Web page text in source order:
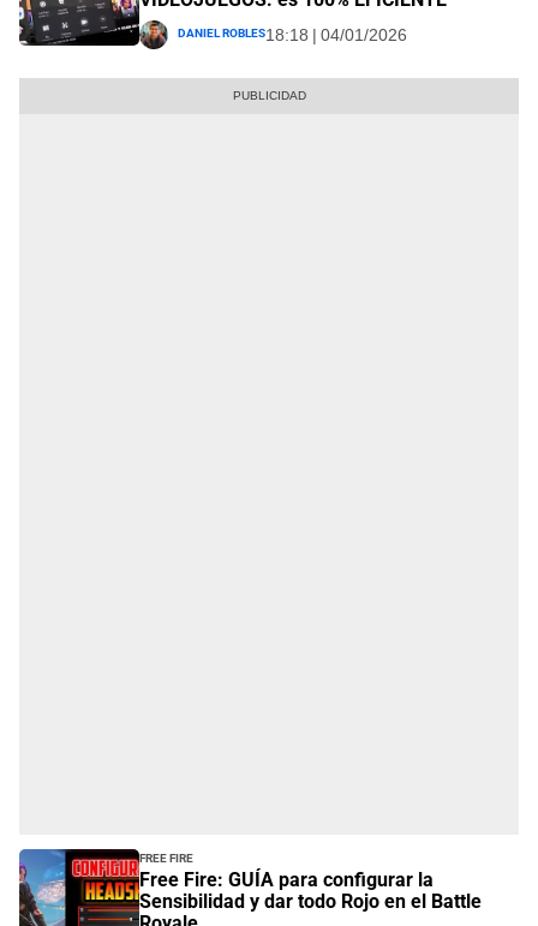
Daniel Robles18:18 | 04/01/2026
Free Fire
Free Fire: GUÍA para configurar la
Sensibilidad y dar todo Rojo en el Battle